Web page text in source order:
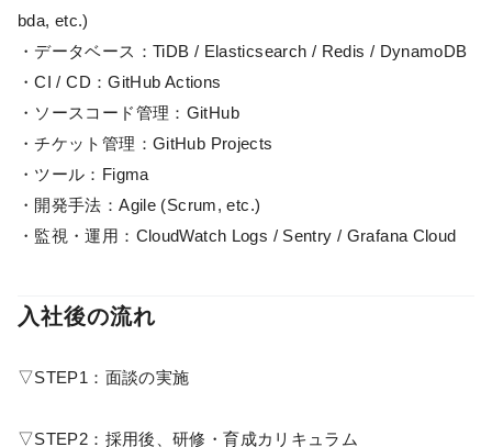
bda, etc.)
・データベース：TiDB / Elasticsearch / Redis / DynamoDB
・CI / CD：GitHub Actions
・ソースコード管理：GitHub
・チケット管理：GitHub Projects
・ツール：Figma
・開発手法：Agile (Scrum, etc.)
・監視・運用：CloudWatch Logs / Sentry / Grafana Cloud
入社後の流れ
▽STEP1：面談の実施
▽STEP2：採用後、研修・育成カリキュラム